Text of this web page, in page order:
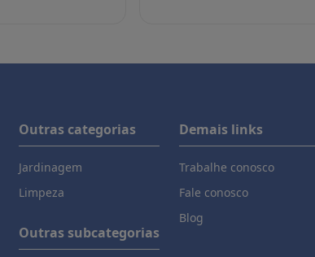
Outras categorias
Jardinagem
Limpeza
Outras subcategorias
Demais links
Trabalhe conosco
Fale conosco
Blog